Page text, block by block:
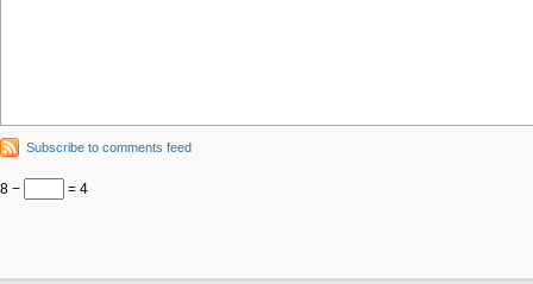
Subscribe to comments feed
8 − = 4